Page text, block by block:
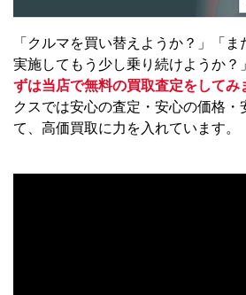
「クルマを買い替えようか？」「
実施してもう少し乗り続けようか？
ずは当店で無料の買取査定をしてみ
クスでは安心の査定・安心の価格・
て、高価買取に力を入れています。